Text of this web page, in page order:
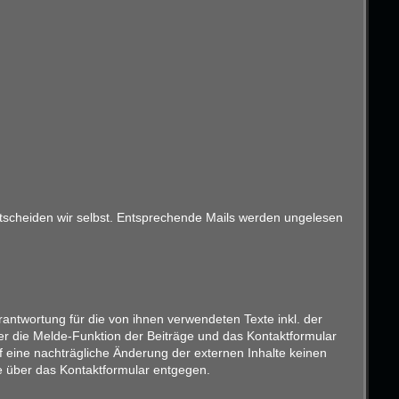
wir selbst. Entsprechende Mails werden ungelesen
für die von ihnen verwendeten Texte inkl. der
die Melde-Funktion der Beiträge und das Kontaktformular
nachträgliche Änderung der externen Inhalte keinen
das Kontaktformular entgegen.